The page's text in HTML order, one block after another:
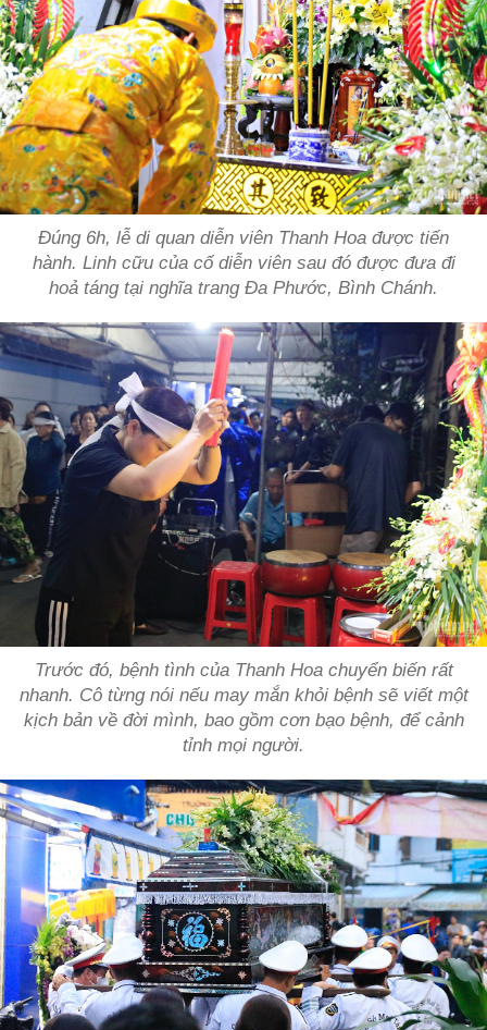
Đúng 6h, lễ di quan diễn viên Thanh Hoa được tiến
hành. Linh cữu của cố diễn viên sau đó được đưa đi
hoả táng tại nghĩa trang Đa Phước, Bình Chánh.
Trước đó, bệnh tình của Thanh Hoa chuyển biến rất
nhanh. Cô từng nói nếu may mắn khỏi bệnh sẽ viết một
kịch bản về đời mình, bao gồm cơn bạo bệnh, để cảnh
tỉnh mọi người.